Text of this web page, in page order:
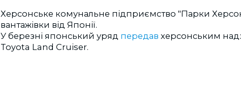
Херсонське комунальне підприємство "Парки
вантажівки від Японії.
У березні японський уряд передав херсонським
Toyota Land Cruiser.